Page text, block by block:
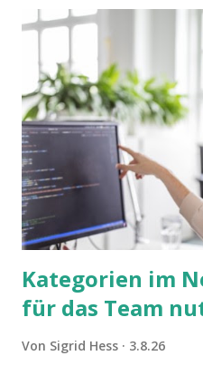
Kategorien im
für das Team
Von Sigrid Hess 3.8.26